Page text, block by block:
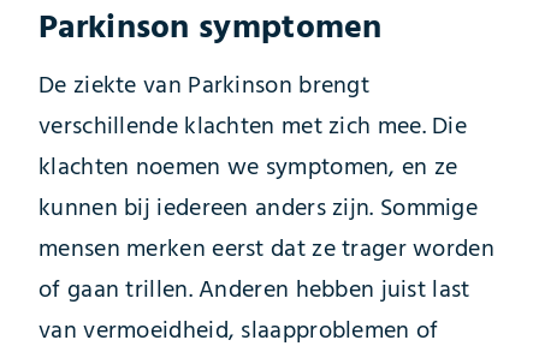
Parkinson symptomen
De ziekte van Parkinson brengt
verschillende klachten met zich mee. Die
klachten noemen we symptomen, en ze
kunnen bij iedereen anders zijn. Sommige
mensen merken eerst dat ze trager worden
of gaan trillen. Anderen hebben juist last
van vermoeidheid, slaapproblemen of